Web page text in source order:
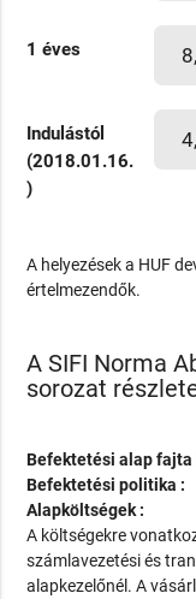
1 éves
Indulástól
(2018.01.16.
)
A helyezések a HUF
értelmezendők.
A SIFI Norma
sorozat
Befektetési alap fajta
Befektetési politika :
Alapköltségek :
A költségekre
számlavezetési és
alapkezelőnél. A